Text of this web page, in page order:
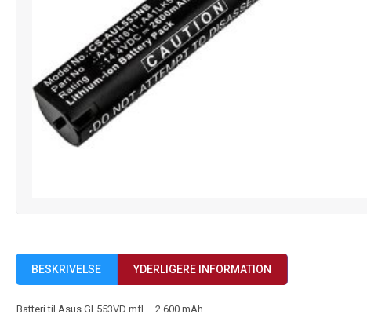
BESKRIVELSE YDERLIGERE INFORMATION
Batteri til Asus GL553VD mfl – 2.600 mAh